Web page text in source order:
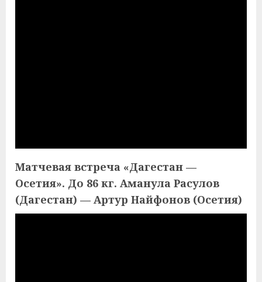
Матчевая встреча «Дагестан —
Осетия». До 86 кг. Аманула Расулов
(Дагестан) — Артур Найфонов (Осетия)